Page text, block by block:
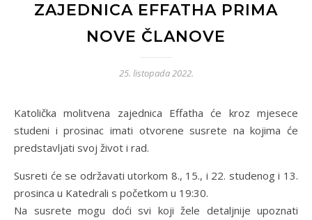
ZAJEDNICA EFFATHA PRIMA
NOVE ČLANOVE
25. listopada 2022.
Katolička molitvena zajednica Effatha će kroz mjesece
studeni i prosinac imati otvorene susrete na kojima će
predstavljati svoj život i rad.
Susreti će se održavati utorkom 8., 15., i 22. studenog i 13.
prosinca u Katedrali s početkom u 19:30.
Na susrete mogu doći svi koji žele detaljnije upoznati